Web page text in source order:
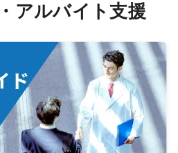
アルバイト支援